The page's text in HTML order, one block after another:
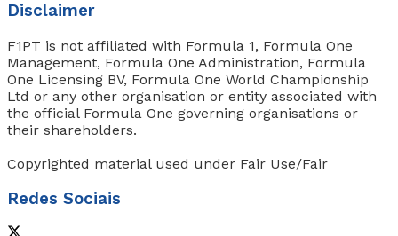
Disclaimer
F1PT is not affiliated with Formula 1, Formula One
Management, Formula One Administration, Formula
One Licensing BV, Formula One World Championship
Ltd or any other organisation or entity associated with
the official Formula One governing organisations or
their shareholders.
Copyrighted material used under Fair Use/Fair
Redes Sociais